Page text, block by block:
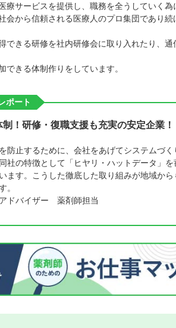
療サービスを提供し、職務を全うしていく
会から信頼される医療人のプロ集団であり
できる研修を社内研修会に取り入れたり、
できる体制作りをしています。
ポート
！研修・復職支援も充実の安定企業！
防止するために、会社をあげてシステムづ
社の特徴として「ヒヤリ・ハットデータ」
ます。こうした徹底した取り組みが地域か
。
ドバイザー 薬剤師担当